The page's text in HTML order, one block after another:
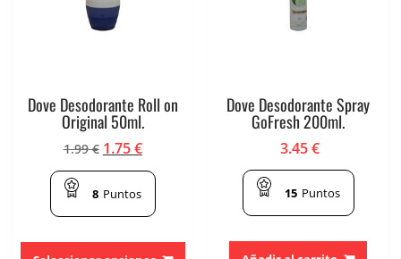
Dove Desodorante Roll on
Original 50ml.
1.99€ El
precio
original
1.75€El
precio
es:
8 Puntos
Este
Dove Desodorante Spray
GoFresh 200ml.
3.45€
15 Puntos